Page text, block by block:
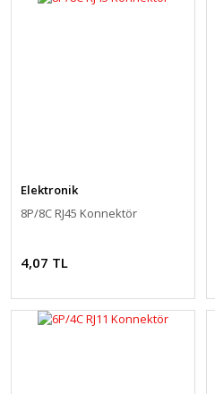
Elektronik
8P/8C RJ45 Konnektör
4,07 TL